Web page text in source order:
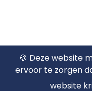
🍪 Deze website
ervoor te zorgen
website